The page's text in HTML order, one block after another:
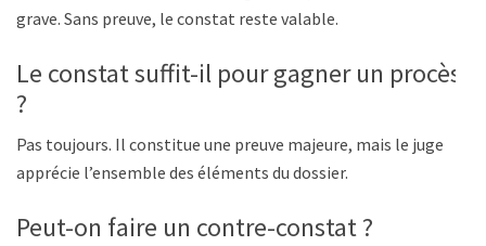
grave. Sans preuve, le constat reste valable.
Le constat suffit-il pour gagner un procès
?
Pas toujours. Il constitue une preuve majeure, mais le juge
apprécie l’ensemble des éléments du dossier.
Peut-on faire un contre-constat ?